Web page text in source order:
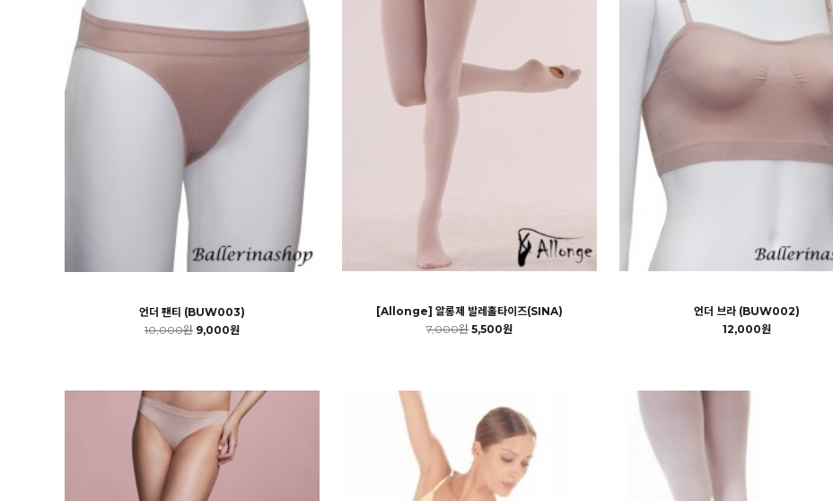
언더 팬티 (BUW003)
10,000원 9,000원
[Allonge] 알롱제 발레홀타이즈(SINA)
7,000원 5,500원
언더 브라 (BUW002)
12,000원